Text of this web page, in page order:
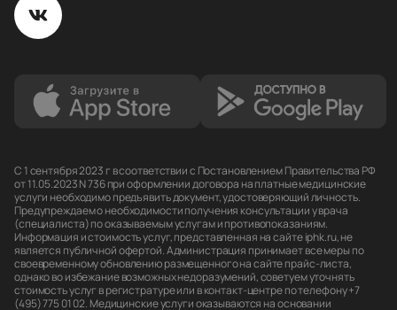
С 1 сентября 2023 г в соответствии с Постановлением Правительства РФ
от 11.05.2023 N 736 при оформлении договора на платные медицинские
услуги необходимо предъявить документ, удостоверяющий личность.
Предупреждаем о необходимости получения консультации у врача
(специалиста) по оказываемым услугам и противопоказаниям.
Информация и стоимость услуг, представленная на сайте iphk.ru, не
является публичной офертой. Администрация принимает все меры по
своевременному обновлению размещенного на сайте прайс-листа,
однако во избежание возможных недоразумений, советуем уточнять
стоимость услуг в регистратуре или в контакт-центре по телефону +7
(495) 775 01 02. Медицинские услуги оказываются на основании